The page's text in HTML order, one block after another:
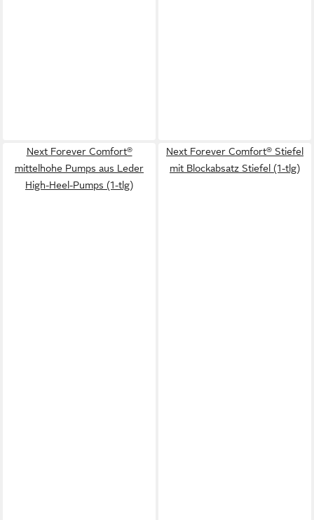
Next Forever Comfort®
mittelhohe Pumps aus Leder
High-Heel-Pumps (1-tlg)
Next Forever Comfort® Stiefel
mit Blockabsatz Stiefel (1-tlg)